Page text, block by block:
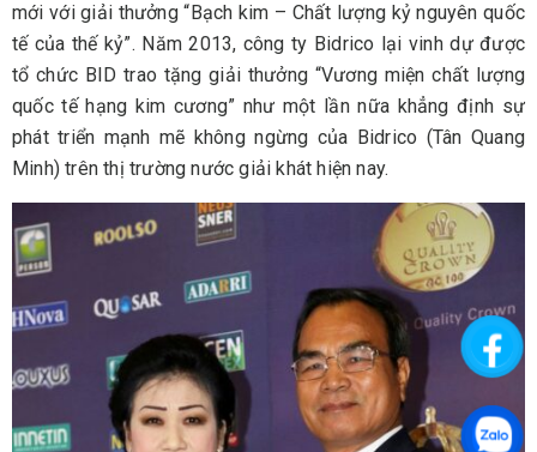
mới với giải thưởng “Bạch kim – Chất lượng kỷ nguyên quốc
tế của thế kỷ”. Năm 2013, công ty Bidrico lại vinh dự được
tổ chức BID trao tặng giải thưởng “Vương miện chất lượng
quốc tế hạng kim cương” như một lần nữa khẳng định sự
phát triển mạnh mẽ không ngừng của Bidrico (Tân Quang
Minh) trên thị trường nước giải khát hiện nay.